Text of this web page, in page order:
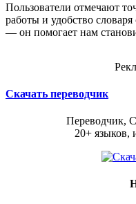
Пользователи отмечают
работы и удобство
— он помогает нам
Скачать переводчик
Переводчик,
20+ языков,